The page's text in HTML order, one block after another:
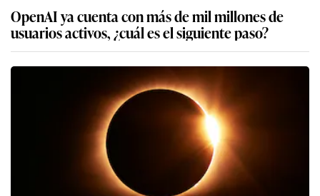
OpenAI ya cuenta con más de mil millones de
usuarios activos, ¿cuál es el siguiente paso?